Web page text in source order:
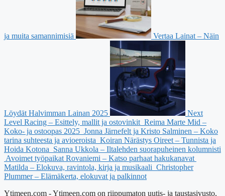
ja muita samannimisiä Vertaa Lainat – Näin
Löydät Halvimman Lainan 2025
Next
Level Racing – Esittely, mallit ja ostovinkit Reima Marte Mid –
Koko- ja ostoopas 2025 Jonna Järnefelt ja Kristo Salminen – Koko
tarina suhteesta ja avioeroista Koiran Närästys Oireet – Tunnista ja
Hoida Kotona Sanna Ukkola – Iltalehden suorapuheinen kolumnisti
Avoimet työpaikat Rovaniemi – Katso parhaat hakukanavat
Matilda – Elokuva, ravintola, kirja ja musikaali Christopher
Plummer – Elämäkerta, elokuvat ja palkinnot
Ytimeen.com - Ytimeen.com on riippumaton uutis- ja taustasivusto,